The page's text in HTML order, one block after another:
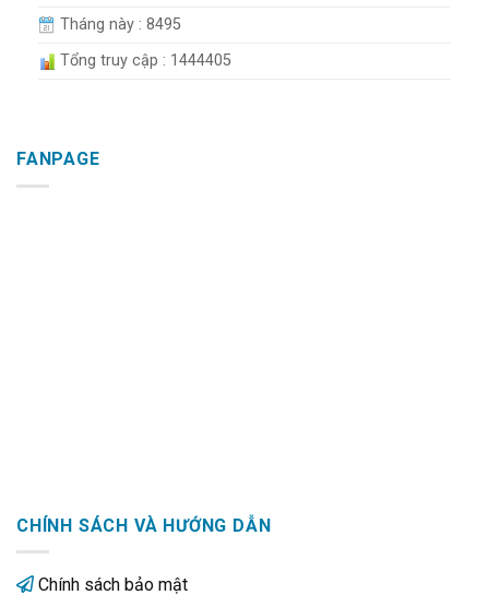
Tháng này : 8495
Tổng truy cập : 1444405
FANPAGE
CHÍNH SÁCH VÀ HƯỚNG DẪN
Chính sách bảo mật